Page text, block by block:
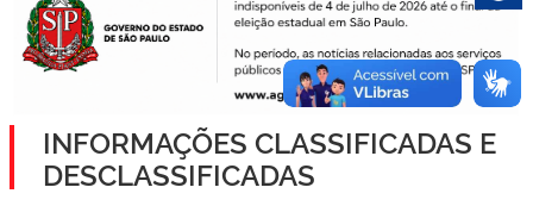
INFORMAÇÕES CLASSIFICADAS E
DESCLASSIFICADAS